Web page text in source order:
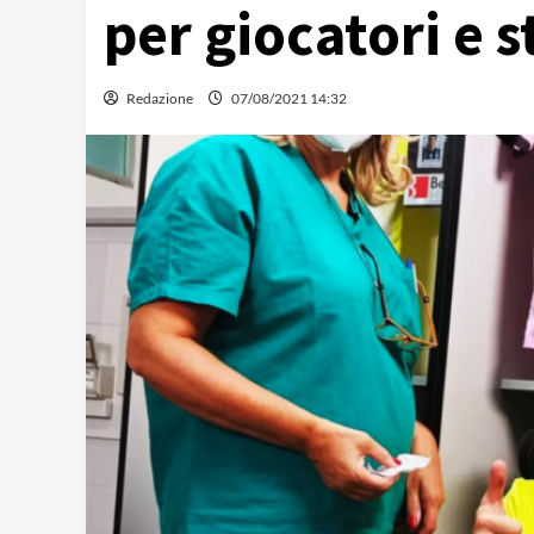
per giocatori e
Redazione 07/08/2021 14:32